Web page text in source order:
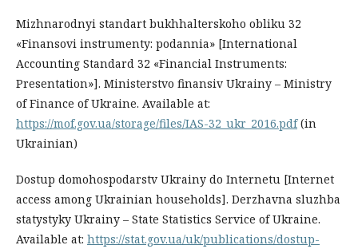
Mizhnarodnyi standart bukhhalterskoho obliku 32
«Finansovi instrumenty: podannia» [International
Accounting Standard 32 «Financial Instruments:
Presentation»]. Ministerstvo finansiv Ukrainy – Ministry
of Finance of Ukraine. Available at:
https://mof.gov.ua/storage/files/IAS-32_ukr_2016.pdf(in
Ukrainian)
Dostup domohospodarstv Ukrainy do Internetu [Internet
access among Ukrainian households]. Derzhavna sluzhba
statystyky Ukrainy – State Statistics Service of Ukraine.
Available at: https://stat.gov.ua/uk/publications/dostup-